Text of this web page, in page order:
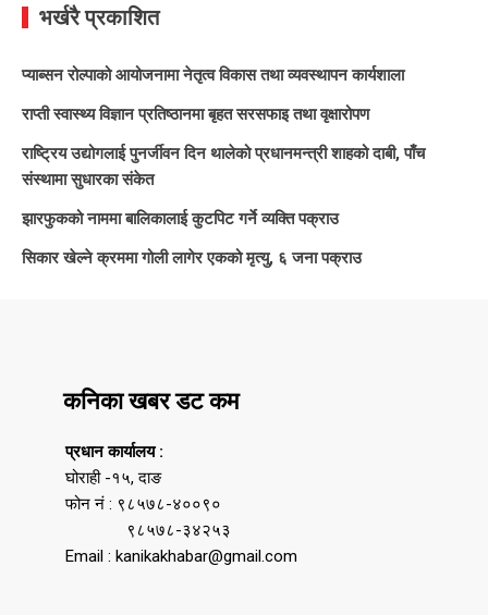
भर्खरै प्रकाशित
प्याब्सन रोल्पाको आयोजनामा नेतृत्व विकास तथा व्यवस्थापन कार्यशाला
राप्ती स्वास्थ्य विज्ञान प्रतिष्ठानमा बृहत सरसफाइ तथा वृक्षारोपण
राष्ट्रिय उद्योगलाई पुनर्जीवन दिन थालेको प्रधानमन्त्री शाहको दाबी, पाँच
संस्थामा सुधारका संकेत
झारफुकको नाममा बालिकालाई कुटपिट गर्ने व्यक्ति पक्राउ
सिकार खेल्ने क्रममा गोली लागेर एकको मृत्यु, ६ जना पक्राउ
कनिका खबर डट कम
प्रधान कार्यालय :
घोराही -१५, दाङ
फोन नं : ९८५७८-४००९०
९८५७८-३४२५३
Email : kanikakhabar@gmail.com